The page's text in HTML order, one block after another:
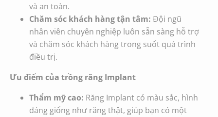
và an toàn.
Chăm sóc khách hàng tận tâm: Đội ngũ
nhân viên chuyên nghiệp luôn sẵn sàng hỗ trợ
và chăm sóc khách hàng trong suốt quá trình
điều trị.
Ưu điểm của trồng răng Implant
Thẩm mỹ cao: Răng Implant có màu sắc, hình
dáng giống như răng thật, giúp bạn có một